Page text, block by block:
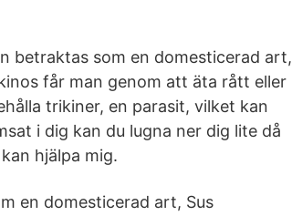
betraktas som en domesticerad art,
får man genom att äta rått eller
trikiner, en parasit, vilket kan
i dig kan du lugna ner dig lite då
hjälpa mig.
en domesticerad art, Sus